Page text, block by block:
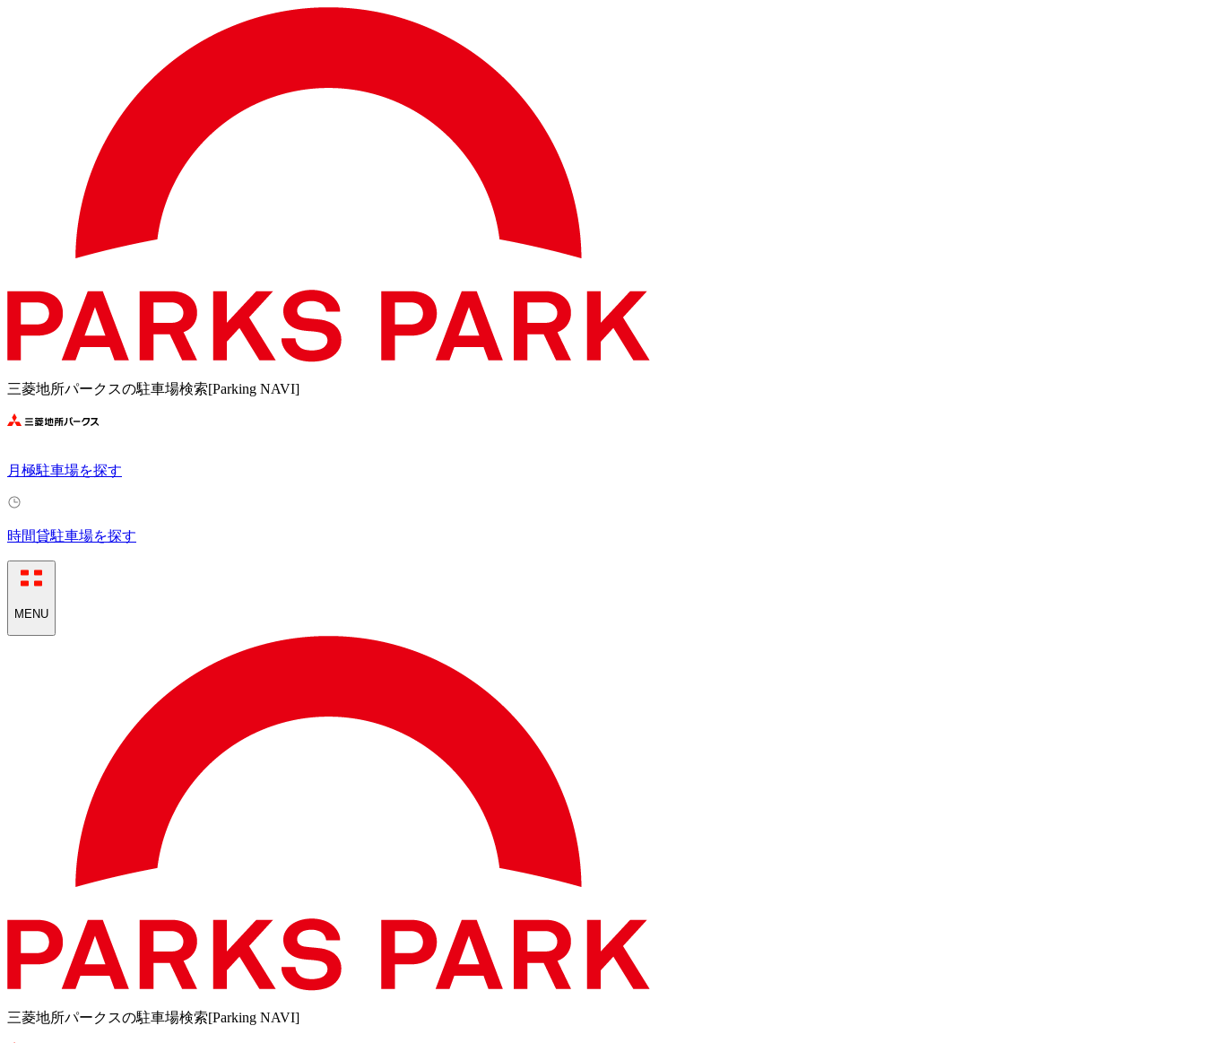
三菱地所パークスの駐車場検索[Parking NAVI]
月極駐車場を探す
時間貸駐車場を探す
MENU
三菱地所パークスの駐車場検索[Parking NAVI]